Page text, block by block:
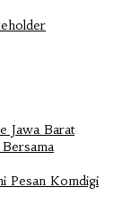
Jawa Barat
Pesan Komdigi